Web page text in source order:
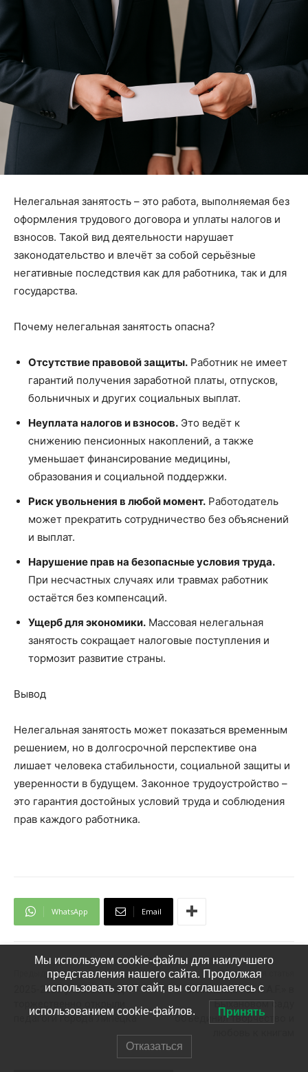
Мы используем cookie-файлы для наилучшего
представления нашего сайта. Продолжая
использовать этот сайт, вы соглашаетесь с
использованием cookie-файлов. Принять
Отказаться